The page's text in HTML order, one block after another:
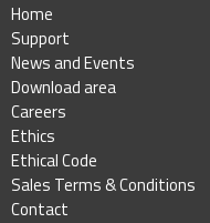
Home
Support
News and Events
Download area
Careers
Ethics
Ethical Code
Sales Terms & Conditions
Contact